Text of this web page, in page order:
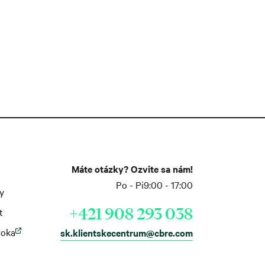
Máte otázky? Ozvite sa nám!
Po - Pi9:00 - 17:00
+421 908 293 038
sk.klientskecentrum@cbre.com